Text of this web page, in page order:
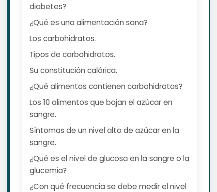
diabetes?
¿Qué es una alimentación sana?
Los carbohidratos.
Tipos de carbohidratos.
Su constitución calórica.
¿Qué alimentos contienen carbohidratos?
Los 10 alimentos que bajan el azúcar en
sangre.
Síntomas de un nivel alto de azúcar en la
sangre.
¿Qué es el nivel de glucosa en la sangre o la
glucemia?
¿Con qué frecuencia se debe medir el nivel